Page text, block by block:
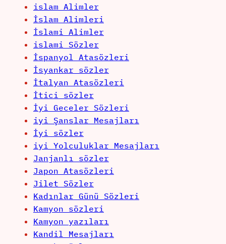
islam Alimler
İslam Alimleri
İslami Alimler
islami Sözler
İspanyol Atasözleri
İsyankar sözler
İtalyan Atasözleri
İtici sözler
İyi Geceler Sözleri
iyi Şanslar Mesajları
İyi sözler
iyi Yolculuklar Mesajları
Janjanlı sözler
Japon Atasözleri
Jilet Sözler
Kadınlar Günü Sözleri
Kamyon sözleri
Kamyon yazıları
Kandil Mesajları